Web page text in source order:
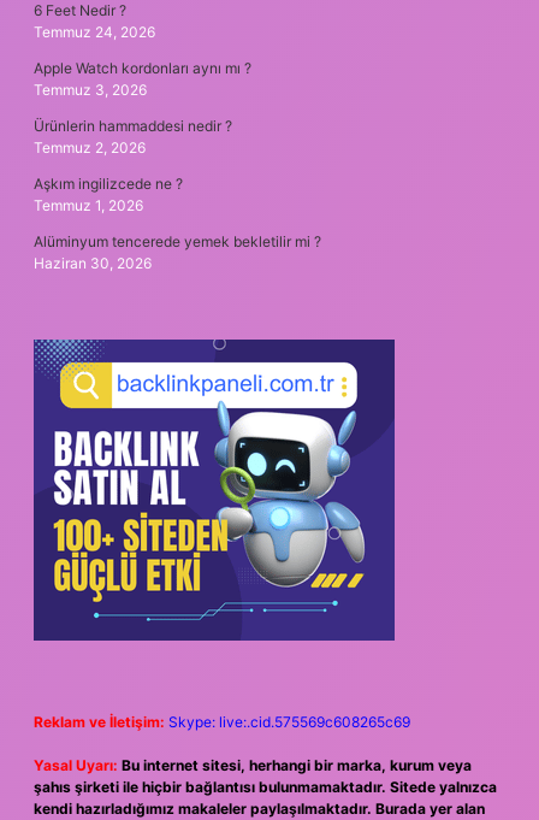
6 Feet Nedir ?
Temmuz 24, 2026
Apple Watch kordonları aynı mı ?
Temmuz 3, 2026
Ürünlerin hammaddesi nedir ?
Temmuz 2, 2026
Aşkım ingilizcede ne ?
Temmuz 1, 2026
Alüminyum tencerede yemek bekletilir mi ?
Haziran 30, 2026
Reklam ve İletişim: Skype: live:.cid.575569c608265c69
Yasal Uyarı: Bu internet sitesi, herhangi bir marka, kurum veya
şahıs şirketi ile hiçbir bağlantısı bulunmamaktadır. Sitede yalnızca
kendi hazırladığımız makaleler paylaşılmaktadır. Burada yer alan